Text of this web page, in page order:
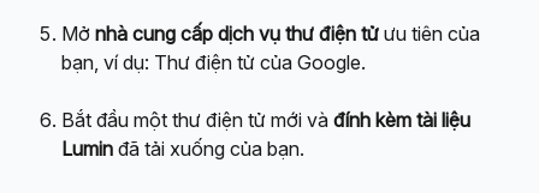
Mở nhà cung cấp dịch vụ thư điện tử ưu tiên của
bạn, ví dụ: Thư điện tử của Google.
Bắt đầu một thư điện tử mới và đính kèm tài liệu
Lumin đã tải xuống của bạn.